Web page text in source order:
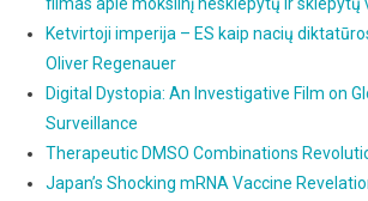
filmas apie mokslinį neskiepytų ir skiepytų
Ketvirtoji imperija – ES kaip nacių
Oliver Regenauer
Digital Dystopia: An Investigative Film on
Surveillance
Therapeutic DMSO Combinations
Japan’s Shocking mRNA Vaccine